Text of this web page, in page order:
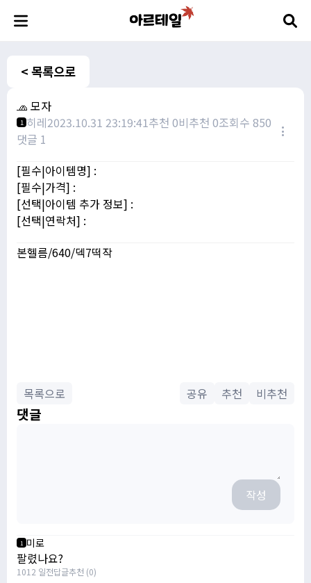
< 목록으로
🧢 모자
1 히레2023.10.31 23:19:41추천 0비추천 0조회수 850
댓글 1
[필수|아이템명] :
[필수|가격] :
[선택|아이템 추가 정보] :
[선택|연락처] :
본헬름/640/덱7떡작
목록으로 공유 추천 비추천
댓글
작성
1 미로
팔렸나요?
1012 일전답글추천 (0)